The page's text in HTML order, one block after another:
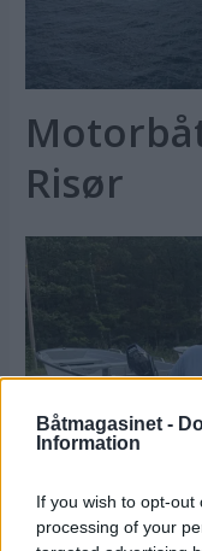
Båtmagasinet -
Information
If you wish to opt-
processing of your
Risør